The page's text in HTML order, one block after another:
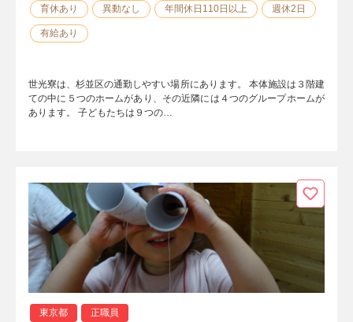
育休あり 異動なし 年間休日110日以上 週休2日
有給あり
世光寮は、杉並区の通勤しやすい場所にあります。 本体施設は３階建
ての中に５つのホームがあり、その近隣には４つのグループホームが
あります。 子どもたちは９つの…
東京都 正職員